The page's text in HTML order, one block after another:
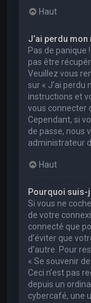
Haut
J’ai perdu
Pas de panique
pas être
Veuillez vous
sur « J’ai perdu
instructions et
vous connecter
Cependant, si
de passe, nous
administrateur
Haut
Pourquoi suis-
Si vous ne
de votre
connecté que
d’éviter que
d’autre. Pour
« Se souvenir
Ceci n’est pas
depuis un
cybercafé, une